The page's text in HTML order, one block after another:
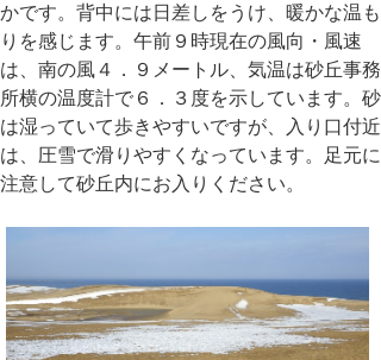
かです。背中には日差しをうけ、暖かな温も
りを感じます。午前９時現在の風向・風速
は、南の風４．９メートル、気温は砂丘事務
所横の温度計で６．３度を示しています。砂
は湿っていて歩きやすいですが、入り口付近
は、圧雪で滑りやすくなっています。足元に
注意して砂丘内にお入りください。